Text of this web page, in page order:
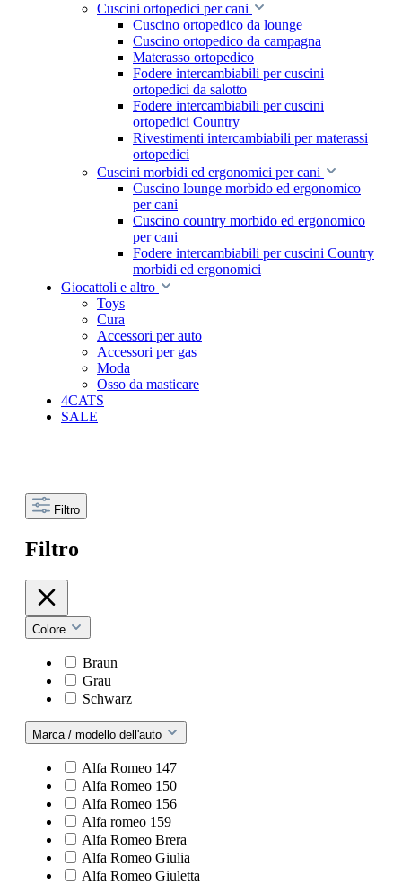
Cuscini ortopedici per cani
Cuscino ortopedico da lounge
Cuscino ortopedico da campagna
Materasso ortopedico
Fodere intercambiabili per cuscini
ortopedici da salotto
Fodere intercambiabili per cuscini
ortopedici Country
Rivestimenti intercambiabili per materassi
ortopedici
Cuscini morbidi ed ergonomici per cani
Cuscino lounge morbido ed ergonomico
per cani
Cuscino country morbido ed ergonomico
per cani
Fodere intercambiabili per cuscini Country
morbidi ed ergonomici
Giocattoli e altro
Toys
Cura
Accessori per auto
Accessori per gas
Moda
Osso da masticare
4CATS
SALE
Filtro
Filtro
Colore
Braun
Grau
Schwarz
Marca / modello dell'auto
Alfa Romeo 147
Alfa Romeo 150
Alfa Romeo 156
Alfa romeo 159
Alfa Romeo Brera
Alfa Romeo Giulia
Alfa Romeo Giuletta